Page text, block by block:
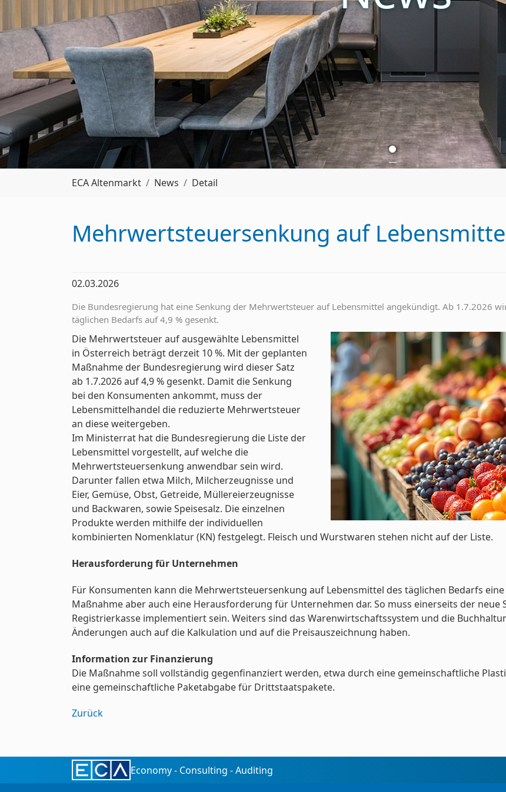
ECA Altenmarkt News Detail
Mehrwertsteuersenkung auf
02.03.2026
Die Bundesregierung hat eine Senkung der Mehrwertsteuer auf Lebensmittel angekündigt. Ab 1.7.2026
täglichen Bedarfs auf 4,9 % gesenkt.
Die Mehrwertsteuer auf ausgewählte Lebensmittel
in Österreich beträgt derzeit 10 %. Mit der geplanten
Maßnahme der Bundesregierung wird dieser Satz
ab 1.7.2026 auf 4,9 % gesenkt. Damit die Senkung
bei den Konsumenten ankommt, muss der
Lebensmittelhandel die reduzierte Mehrwertsteuer
an diese weitergeben.
Im Ministerrat hat die Bundesregierung die Liste der
Lebensmittel vorgestellt, auf welche die
Mehrwertsteuersenkung anwendbar sein wird.
Darunter fallen etwa Milch, Milcherzeugnisse und
Eier, Gemüse, Obst, Getreide, Müllereierzeugnisse
und Backwaren, sowie Speisesalz. Die einzelnen
Produkte werden mithilfe der individuellen
kombinierten Nomenklatur (KN) festgelegt. Fleisch und Wurstwaren stehen nicht auf der Liste.
Herausforderung für Unternehmen
Für Konsumenten kann die Mehrwertsteuersenkung auf Lebensmittel des täglichen Bedarfs
Maßnahme aber auch eine Herausforderung für Unternehmen dar. So muss einerseits der neue
Registrierkasse implementiert sein. Weiters sind das Warenwirtschaftssystem und die
Änderungen auch auf die Kalkulation und auf die Preisauszeichnung haben.
Information zur Finanzierung
Die Maßnahme soll vollständig gegenfinanziert werden, etwa durch eine gemeinschaftliche
eine gemeinschaftliche Paketabgabe für Drittstaatspakete.
Zurück
Economy - Consulting - Auditing